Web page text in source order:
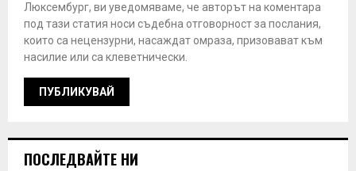
Люксембург, ви уведомяваме, че авторът на коментара
под тази статия носи съдебна отговорност за послания,
които са нецензурни, насаждат омраза, призовават към
насилие или са клеветнически.
ПОСЛЕДВАЙТЕ НИ